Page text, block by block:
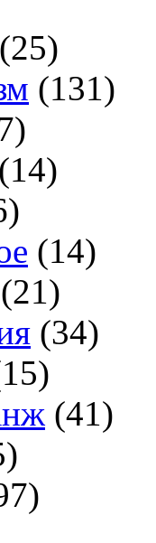
(25)
(131)
(14)
(14)
(21)
(34)
(41)